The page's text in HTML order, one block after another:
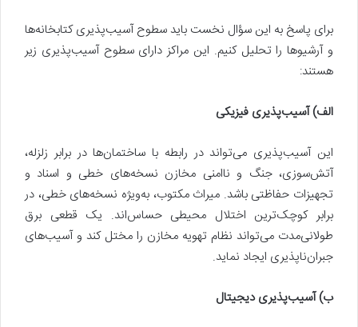
برای پاسخ به این سؤال نخست باید سطوح آسیب‌پذیری کتابخانه‌ها
و آرشیوها را تحلیل کنیم. این مراکز دارای سطوح آسیب‌پذیری زیر
هستند:
الف) آسیب‌پذیری فیزیکی
این آسیب‌پذیری می‌تواند در رابطه با ساختمان‌ها در برابر زلزله،
آتش‌سوزی، جنگ و ناامنی مخازن نسخه‌های خطی و اسناد و
تجهیزات حفاظتی باشد. میراث مکتوب، به‌ویژه نسخه‌های خطی، در
برابر کوچک‌ترین اختلال محیطی حساس‌اند. یک قطعی برق
طولانی‌مدت می‌تواند نظام تهویه مخازن را مختل کند و آسیب‌های
جبران‌ناپذیری ایجاد نماید.
ب) آسیب‌پذیری دیجیتال